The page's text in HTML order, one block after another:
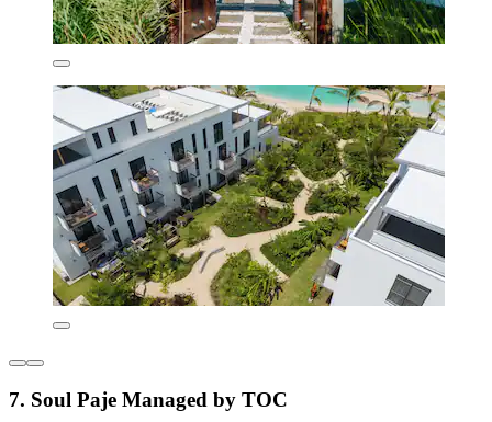
7. Soul Paje Managed by TOC